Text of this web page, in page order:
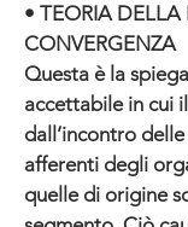
• TEORIA DELLA
CONVERGENZA
Questa è la
accettabile in cui
dall’incontro
afferenti degli
quelle di origine